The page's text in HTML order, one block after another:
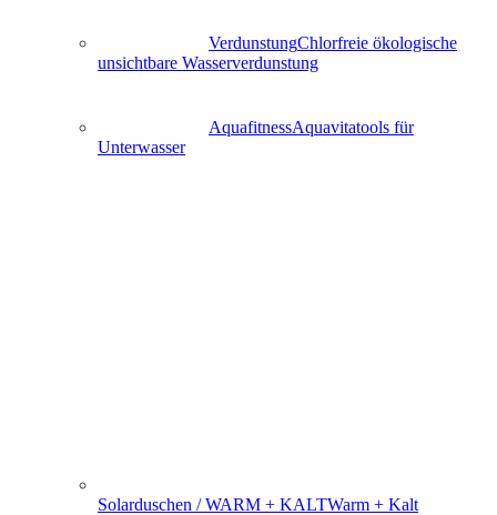
VerdunstungChlorfreie ökologische
unsichtbare Wasserverdunstung
AquafitnessAquavitatools für
Unterwasser
Solarduschen / WARM + KALTWarm + Kalt